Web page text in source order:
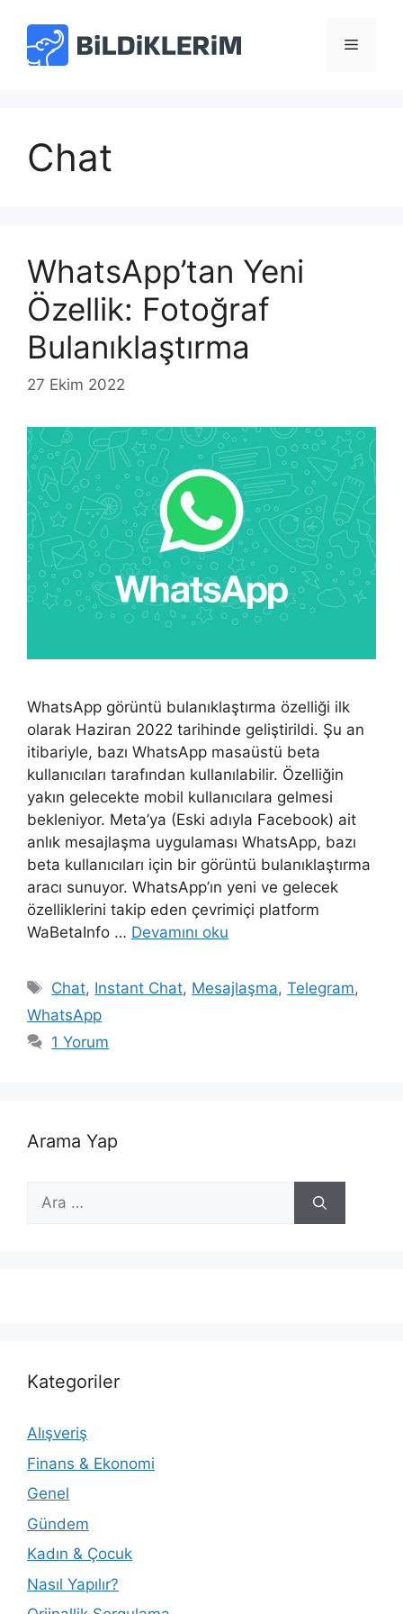
Menü
Chat
WhatsApp’tan Yeni
Özellik: Fotoğraf
Bulanıklaştırma
27 Ekim 2022
WhatsApp görüntü bulanıklaştırma özelliği ilk
olarak Haziran 2022 tarihinde geliştirildi. Şu an
itibariyle, bazı WhatsApp masaüstü beta
kullanıcıları tarafından kullanılabilir. Özelliğin
yakın gelecekte mobil kullanıcılara gelmesi
bekleniyor. Meta’ya (Eski adıyla Facebook) ait
anlık mesajlaşma uygulaması WhatsApp, bazı
beta kullanıcıları için bir görüntü bulanıklaştırma
aracı sunuyor. WhatsApp’ın yeni ve gelecek
özelliklerini takip eden çevrimiçi platform
WaBetaInfo … Devamını oku
Etiketler
Chat, Instant Chat, Mesajlaşma,Telegram,
WhatsApp
1 Yorum
Arama Yap
için
Kategoriler
Alışveriş
Finans & Ekonomi
Genel
Gündem
Kadın & Çocuk
Nasıl Yapılır?